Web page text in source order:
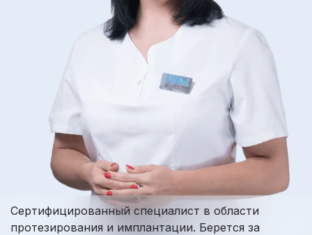
Сертифицированный специалист в области
протезирования и имплантации. Берется за